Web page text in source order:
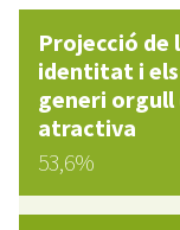
Projecció de
identitat i
generi orgull
atractiva
53,6%